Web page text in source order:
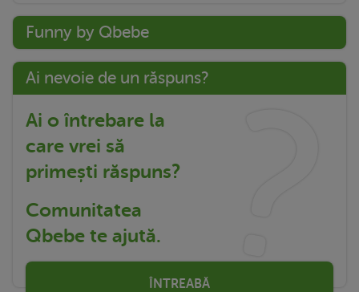
Funny by Qbebe
Ai nevoie de un răspuns?
Ai o întrebare la
care vrei să
primești răspuns?
Comunitatea
Qbebe te ajută.
ÎNTREABĂ